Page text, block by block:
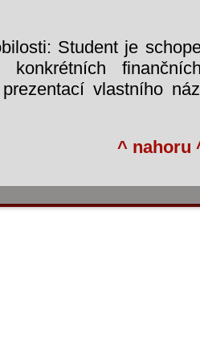
Student je
konkrétních
vlastního
^ nahoru